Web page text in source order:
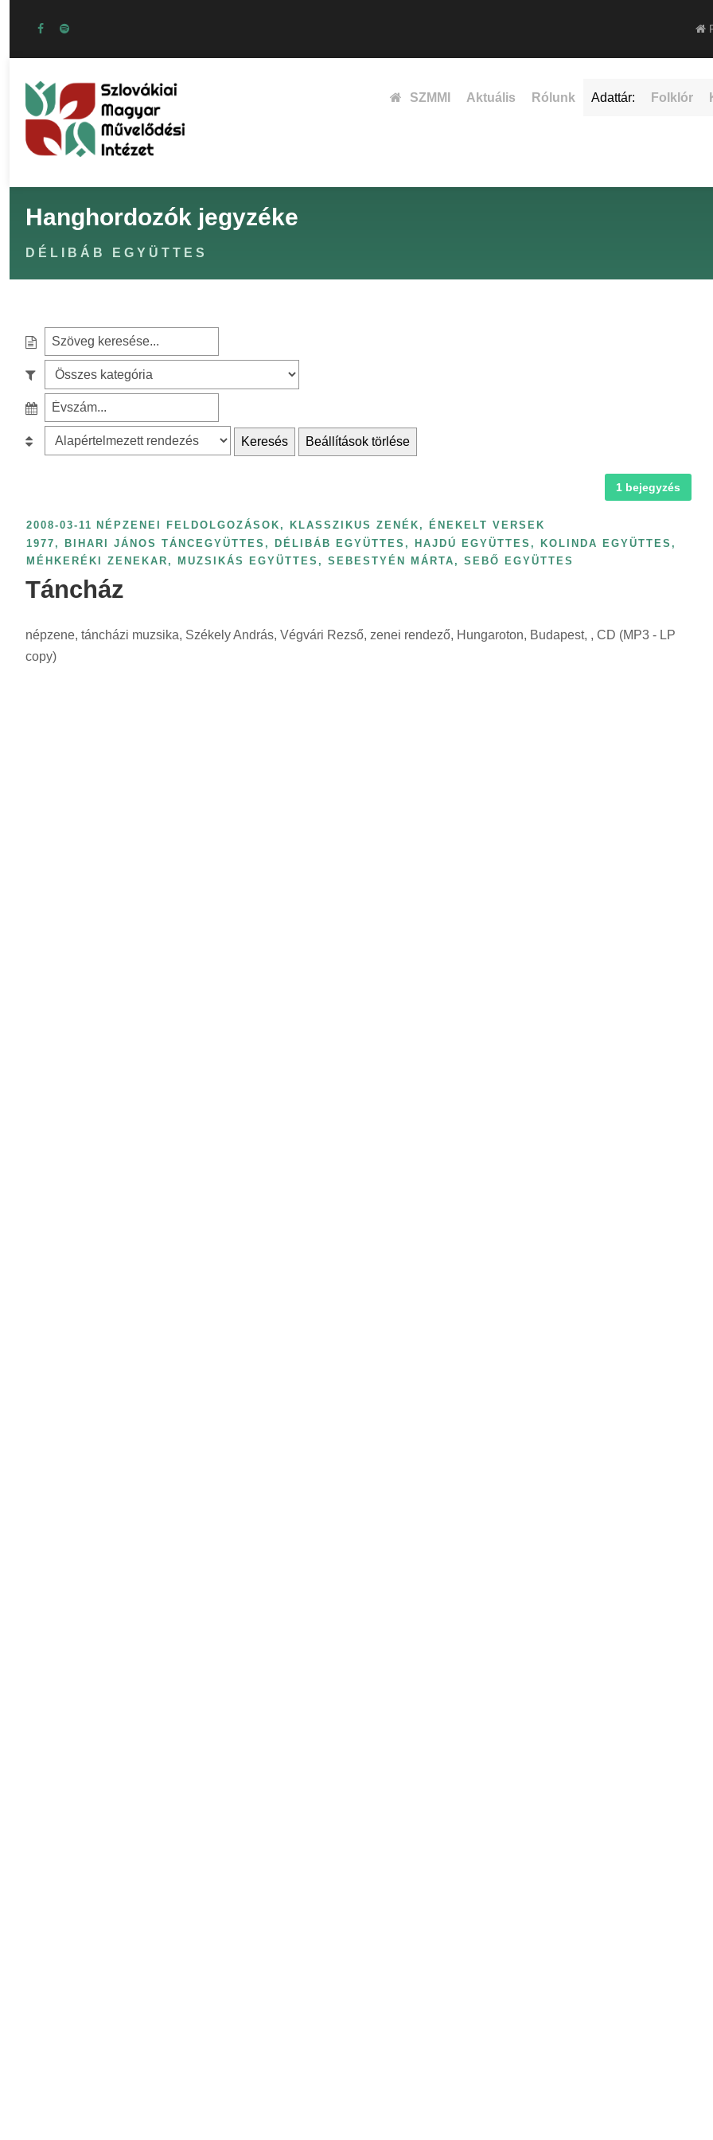
SZMMI Aktuális Rólunk Adattár: Folklór
Hanghordozók jegyzéke
DÉLIBÁB EGYÜTTES
e
c
:
z
é
a
t
e
g
z
é
v
z
m
s
e
r
o
l
á
:
Keresés Beállítások törlése
1 bejegyzés
2008-03-11 NÉPZENEI FELDOLGOZÁSOK, KLASSZIKUS ZENÉK, ÉNEKELT VERSEK
1977 , BIHARI JÁNOS TÁNCEGYÜTTES , DÉLIBÁB EGYÜTTES , HAJDÚ EGYÜTTES , KOLINDA EGYÜTTES ,
MÉHKERÉKI ZENEKAR , MUZSIKÁS EGYÜTTES , SEBESTYÉN MÁRTA , SEBŐ EGYÜTTES
Táncház
népzene, táncházi muzsika, Székely András, Végvári Rezső, zenei rendező, Hungaroton, Budapest, , CD (MP3 - LP
copy)